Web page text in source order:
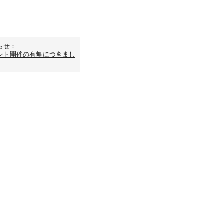
：
ト開催の有無につきまし